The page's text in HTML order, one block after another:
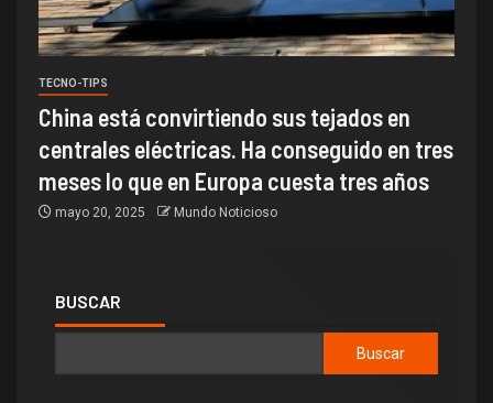
TECNO-TIPS
China está convirtiendo sus tejados en
centrales eléctricas. Ha conseguido en tres
meses lo que en Europa cuesta tres años
mayo 20, 2025 Mundo Noticioso
BUSCAR
Buscar